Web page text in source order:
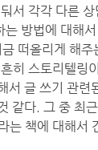
서 각각 다른 상
는 방법에 대해
떠올리게 해주
히 스토리텔링
서 글 쓰기 관련
같다. 그 중 최
는 책에 대해서